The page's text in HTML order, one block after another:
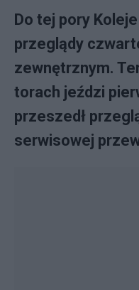
Do tej pory
przeglądy
zewnętrznym.
torach jeździ
przeszedł
serwisowej